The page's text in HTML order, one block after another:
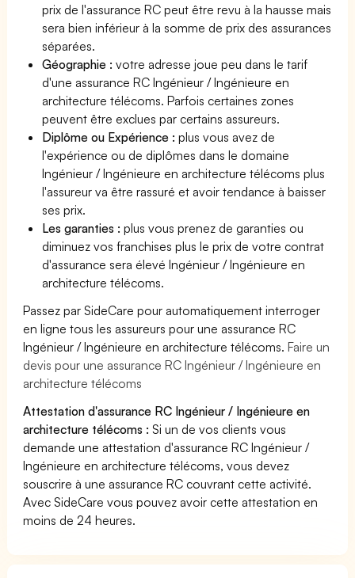
prix de l'assurance RC peut être revu à la hausse mais
sera bien inférieur à la somme de prix des assurances
séparées.
Géographie :votre adresse joue peu dans le tarif
d'une assurance RC Ingénieur / Ingénieure en
architecture télécoms. Parfois certaines zones
peuvent être exclues par certains assureurs.
Diplôme ou Expérience :plus vous avez de
l'expérience ou de diplômes dans le domaine
Ingénieur / Ingénieure en architecture télécoms plus
l'assureur va être rassuré et avoir tendance à baisser
ses prix.
Les garanties :plus vous prenez de garanties ou
diminuez vos franchises plus le prix de votre contrat
d'assurance sera élevé Ingénieur / Ingénieure en
architecture télécoms.
Passez par SideCare pour automatiquement interroger
en ligne tous les assureurs pour une assurance RC
Ingénieur / Ingénieure en architecture télécoms.Faire un
devis pour une assurance RC Ingénieur / Ingénieure en
architecture télécoms
Attestation d'assurance RC Ingénieur / Ingénieure en
architecture télécoms : Si un de vos clients vous
demande une attestation d'assurance RC Ingénieur /
Ingénieure en architecture télécoms, vous devez
souscrire à une assurance RC couvrant cette activité.
Avec SideCare vous pouvez avoir cette attestation en
moins de 24 heures.